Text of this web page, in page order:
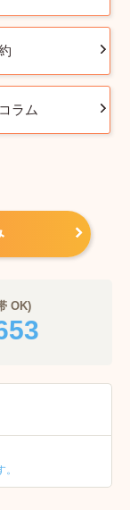
ラム
OK)